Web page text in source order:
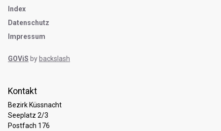
Kontakt
Bezirk Küssnacht
Seeplatz 2/3
Postfach 176
Index
Datenschutz
Impressum
GOViS by backslash